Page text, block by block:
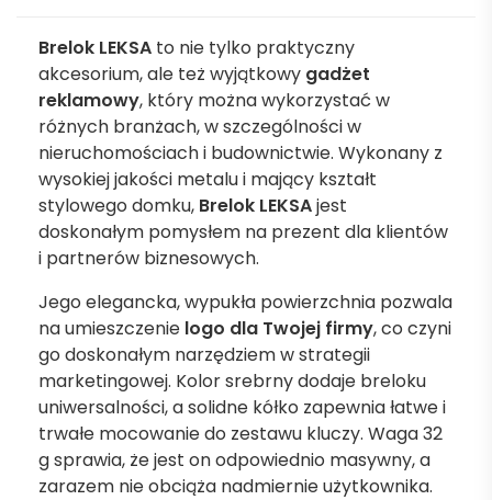
Brelok LEKSA to nie tylko praktyczny
akcesorium, ale też wyjątkowy gadżet
reklamowy, który można wykorzystać w
różnych branżach, w szczególności w
nieruchomościach i budownictwie. Wykonany z
wysokiej jakości metalu i mający kształt
stylowego domku, Brelok LEKSAjest
doskonałym pomysłem na prezent dla klientów
i partnerów biznesowych.
Jego elegancka, wypukła powierzchnia pozwala
na umieszczenie logo dla Twojej firmy, co czyni
go doskonałym narzędziem w strategii
marketingowej. Kolor srebrny dodaje breloku
uniwersalności, a solidne kółko zapewnia łatwe i
trwałe mocowanie do zestawu kluczy. Waga 32
g sprawia, że jest on odpowiednio masywny, a
zarazem nie obciąża nadmiernie użytkownika.